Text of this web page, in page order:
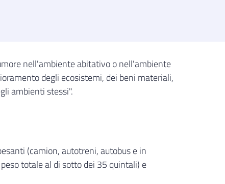
nell'ambiente abitativo o nell'ambiente
degli ecosistemi, dei beni materiali,
ambienti stessi".
(camion, autotreni, autobus e in
totale al di sotto dei 35 quintali) e